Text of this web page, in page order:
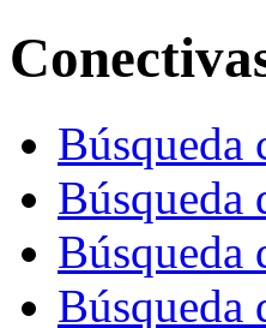
Búsqueda
Búsqueda
Búsqueda
Búsqueda